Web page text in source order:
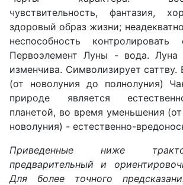
чувствительность, фантазия,
здоровый образ жизни;
неспособность контролировать
Первоэлемент Луны - вода. Луна
изменчива. Символизирует саттву.
(от новолуния до полнолуния)
природе является
планетой, во время уменьшения
новолуния) - естественно-
Приведенные ниже
предварительный и
Для более точного